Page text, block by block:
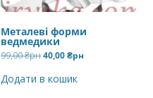
Металеві форми
ведмедики
99,00₴рнОригінальна
ціна:
40,00₴рн
Додати в кошик